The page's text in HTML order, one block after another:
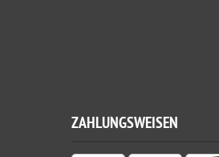
ZAHLUNGSWEISEN